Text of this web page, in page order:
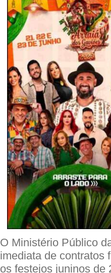
O Ministério Público
imediata de contratos
os festejos juninos de